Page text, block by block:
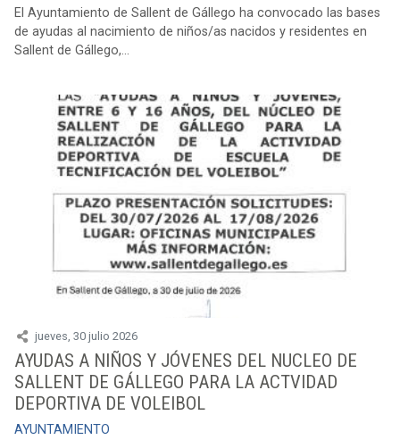
El Ayuntamiento de Sallent de Gállego ha convocado las bases
de ayudas al nacimiento de niños/as nacidos y residentes en
Sallent de Gállego,...
jueves, 30 julio 2026
AYUDAS A NIÑOS Y JÓVENES DEL NUCLEO DE
SALLENT DE GÁLLEGO PARA LA ACTVIDAD
DEPORTIVA DE VOLEIBOL
AYUNTAMIENTO